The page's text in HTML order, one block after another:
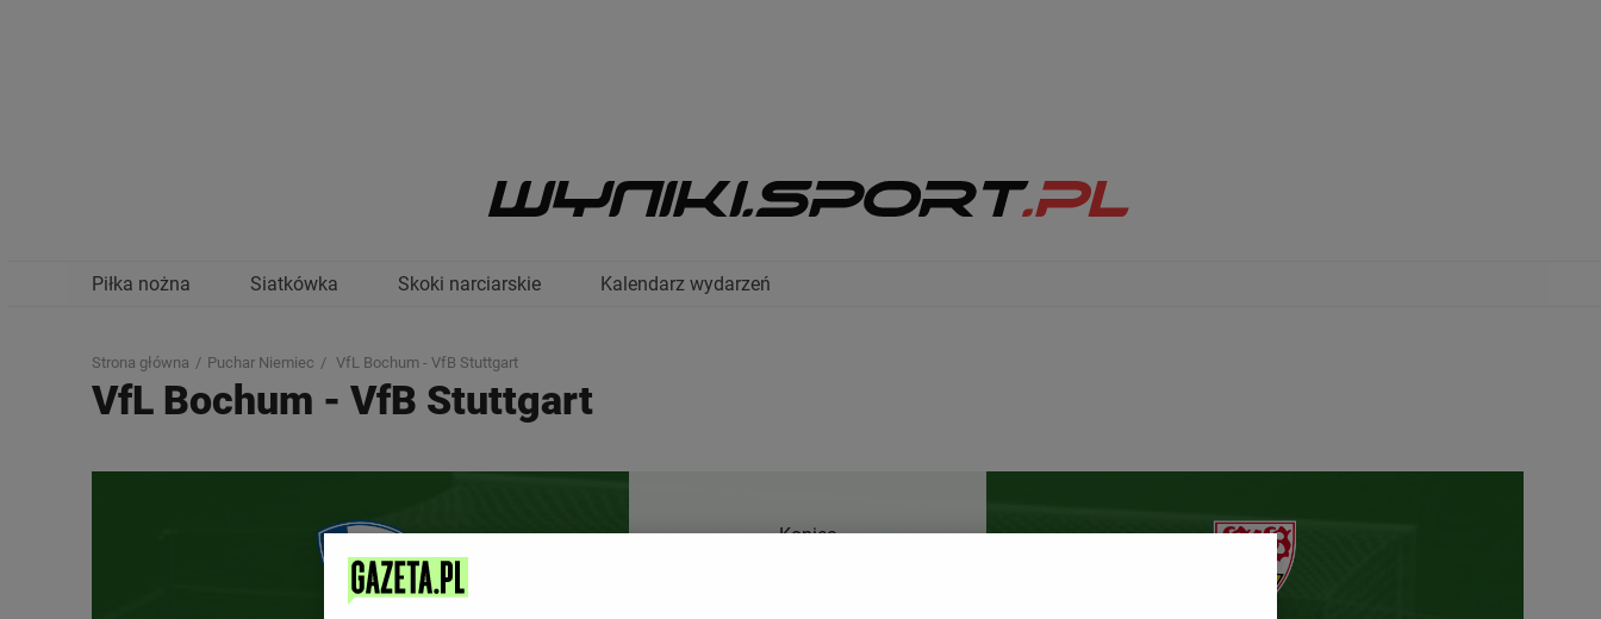
Piłka nożna Siatkówka Skoki narciarskie Kalendarz wydarzeń
Strona główna Puchar Niemiec VfL Bochum - VfB Stuttgart
VfL Bochum - VfB Stuttgart
Koniec